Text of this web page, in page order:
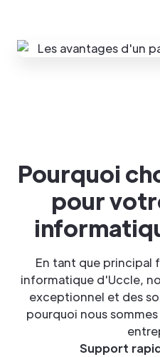
Pourquoi
pour
En tant que principal
informatique d'Uccle,
exceptionnel et des
pourquoi nous
Support